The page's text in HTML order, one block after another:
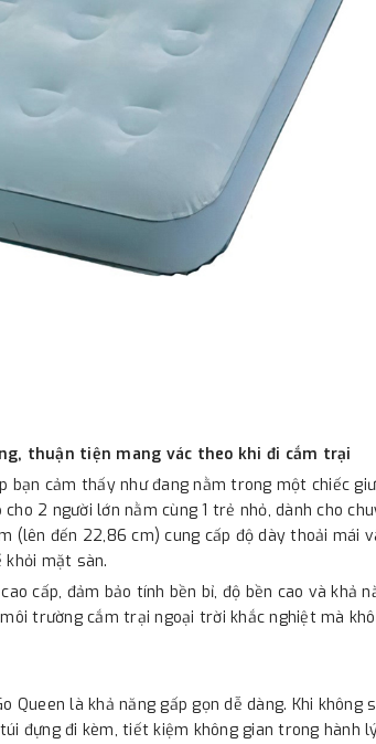
thuận tiện mang vác theo khi đi cắm trại
bạn cảm thấy như đang nằm trong một chiếc
2 người lớn nằm cùng 1 trẻ nhỏ, dành cho
(lên đến 22,86 cm) cung cấp độ dày thoải mái
khỏi mặt sàn.
cấp, đảm bảo tính bền bỉ, độ bền cao và khả
trường cắm trại ngoại trời khắc nghiệt mà
là khả năng gấp gọn dễ dàng. Khi không
đựng đi kèm, tiết kiệm không gian trong hành